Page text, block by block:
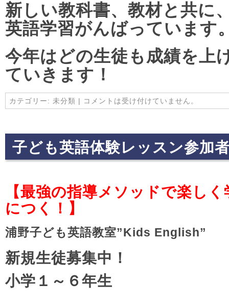
新しい教科書、教材と共に
英語学習がんばっています
今年はどの生徒も成績を上
ていきます！
カテゴリー: 未分類 | コメントは受け付けていません。
子ども英語体験レッスン参加
【最強の指導メソッドで楽し
につく
！】
浦野子ども英語教室”Kids English”
新規生徒募集中！
小学１～６年生